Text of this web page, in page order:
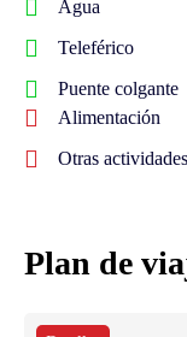
Agua
Teleférico
Puente colgante
Alimentación
Otras
Plan de